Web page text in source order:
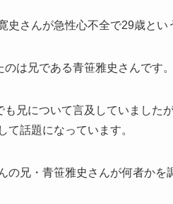
史さんが急性心不全で29歳とい
は兄である青笹雅史さんです。
兄について言及していました
て話題になっています。
の兄・青笹雅史さんが何者かを